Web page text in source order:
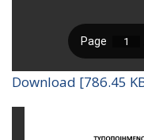
Download [786.45